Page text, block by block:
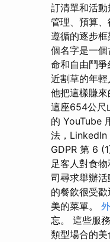
訂清單和活
管理、預算
遵循的逐步
個名字是一
命和自由鬥
近割草的年
他把這樣賺
這座654公尺
的 YouTube
法，LinkedIn
GDPR 第 6
足客人對食
司尋求舉辦
的餐飲很受
美的菜單。
忘。 這些服
類型場合的